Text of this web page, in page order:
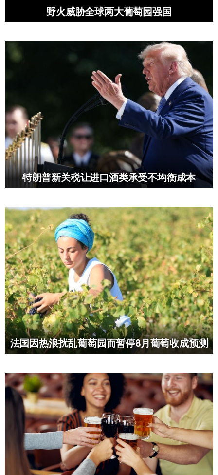
野火威胁全球两大葡萄园强国
特朗普新关税让进口酒类承受不均衡成本
法国因热浪扰乱葡萄园而暂停8月葡萄收成预测